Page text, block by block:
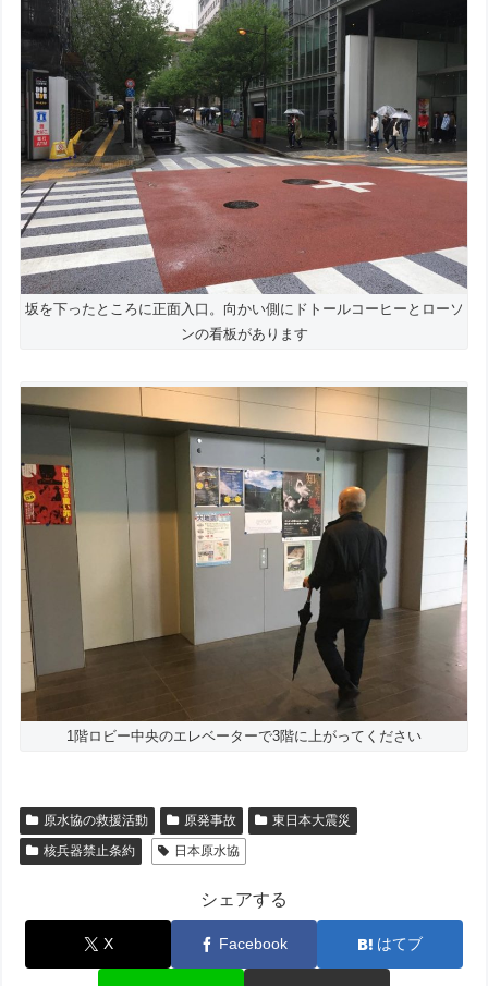
坂を下ったところに正面入口。向かい側にドトールコーヒーとローソ
ンの看板があります
1階ロビー中央のエレベーターで3階に上がってください
原水協の救援活動 原発事故
東日本大震災
核兵器禁止条約
日本原水協
シェアする
X Facebook はてブ